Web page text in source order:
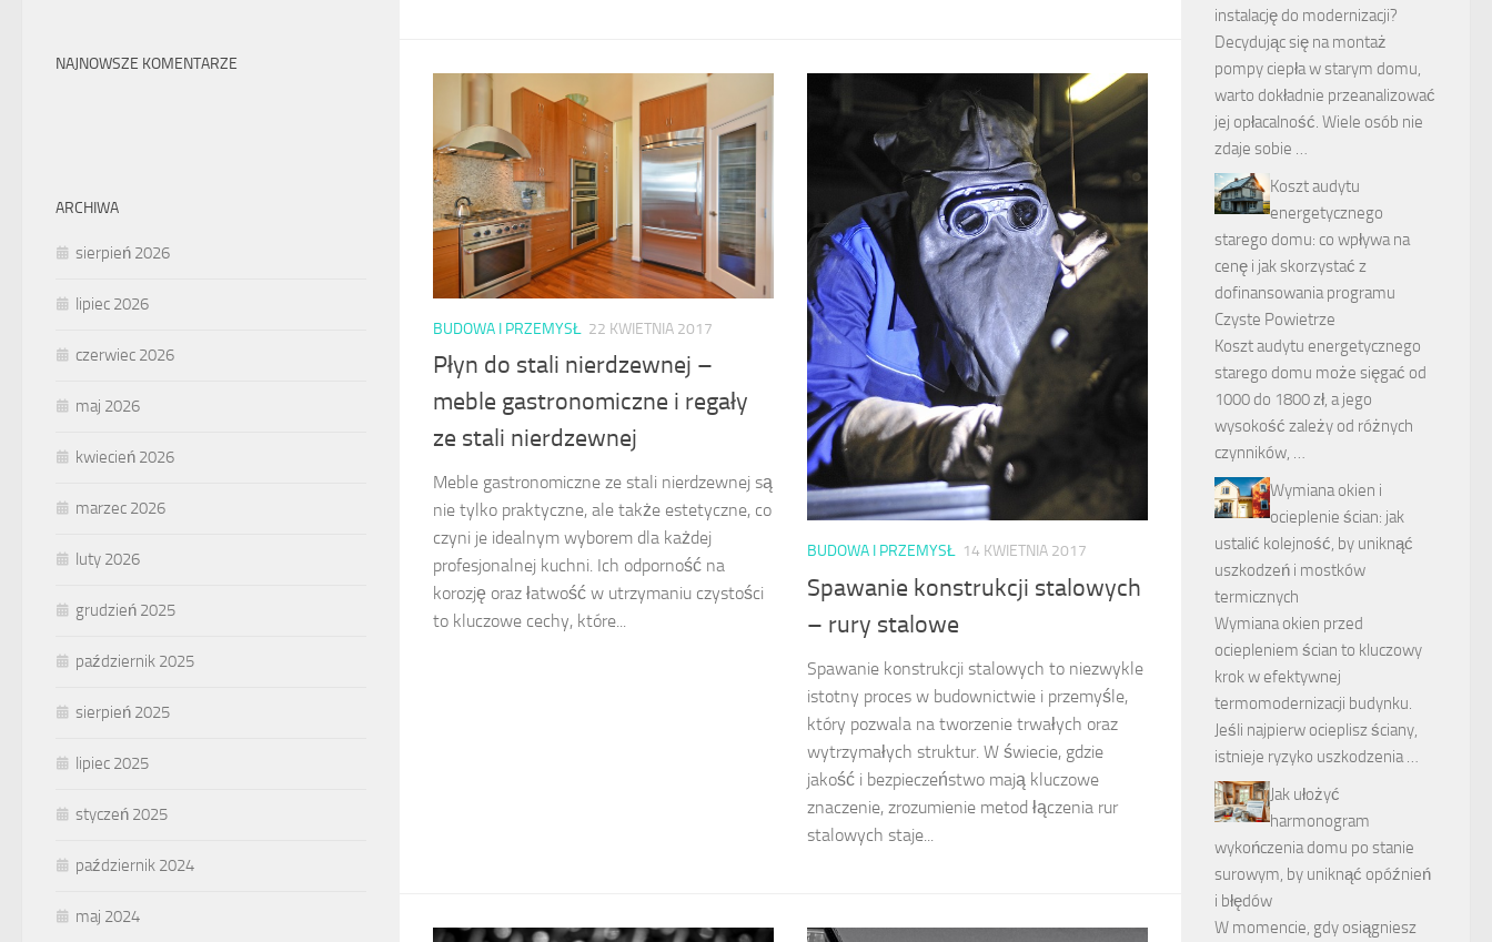
BUDOWA I PRZEMYSŁ 22 KWIETNIA 2017
Płyn do stali nierdzewnej –
meble gastronomiczne i regały
ze stali nierdzewnej
Meble gastronomiczne ze stali nierdzewnej są
nie tylko praktyczne, ale także estetyczne, co
czyni je idealnym wyborem dla każdej
profesjonalnej kuchni. Ich odporność na
korozję oraz łatwość w utrzymaniu czystości
to kluczowe cechy, które...
BUDOWA I PRZEMYSŁ 14 KWIETNIA 2017
Spawanie konstrukcji stalowych
– rury stalowe
Spawanie konstrukcji stalowych to niezwykle
istotny proces w budownictwie i przemyśle,
który pozwala na tworzenie trwałych oraz
wytrzymałych struktur. W świecie, gdzie
jakość i bezpieczeństwo mają kluczowe
znaczenie, zrozumienie metod łączenia rur
stalowych staje...
NAJNOWSZE KOMENTARZE
ARCHIWA
sierpień 2026
lipiec 2026
czerwiec 2026
maj 2026
kwiecień 2026
marzec 2026
luty 2026
grudzień 2025
październik 2025
sierpień 2025
lipiec 2025
styczeń 2025
październik 2024
maj 2024
instalację do modernizacji?
Decydując się na montaż
pompy ciepła w starym domu,
warto dokładnie przeanalizować
jej opłacalność. Wiele osób nie
zdaje sobie …
Koszt audytu
energetycznego
starego domu: co wpływa na
cenę i jak skorzystać z
dofinansowania programu
Czyste Powietrze
Koszt audytu energetycznego
starego domu może sięgać od
1000 do 1800 zł, a jego
wysokość zależy od różnych
czynników, …
Wymiana okien i
ocieplenie ścian: jak
ustalić kolejność, by uniknąć
uszkodzeń i mostków
termicznych
Wymiana okien przed
ociepleniem ścian to kluczowy
krok w efektywnej
termomodernizacji budynku.
Jeśli najpierw ocieplisz ściany,
istnieje ryzyko uszkodzenia …
Jak ułożyć
harmonogram
wykończenia domu po stanie
surowym, by uniknąć opóźnień
i błędów
W momencie, gdy osiągniesz